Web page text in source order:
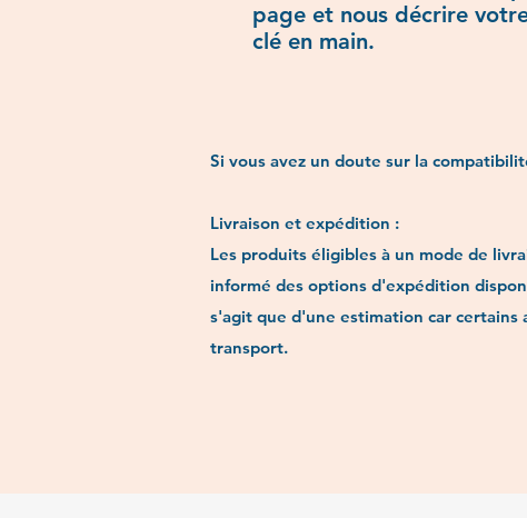
page et nous décrire
clé en main.
Si vous avez un doute sur la
Livraison et expédition :
Les produits éligibles à un mode de
informé des options d'expédition
s'agit que d'une estimation car
transport.